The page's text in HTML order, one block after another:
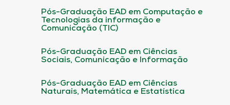
Pós-Graduação EAD em Computação e
Tecnologias da informação e
Comunicação (TIC)
Pós-Graduação EAD em Ciências
Sociais, Comunicação e Informação
Pós-Graduação EAD em Ciências
Naturais, Matemática e Estatística